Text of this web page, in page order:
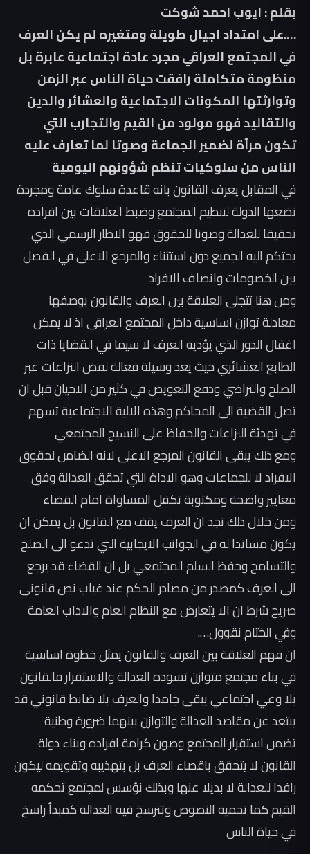
بقلم : ايوب احمد شوكت
….على امتداد اجيال طويلة ومتغيره لم يكن العرف
في المجتمع العراقي مجرد عادة اجتماعية عابرة بل
منظومة متكاملة رافقت حياة الناس عبر الزمن
وتوارثتها المكونات الاجتماعية والعشائر والدين
والتقاليد فهو مولود من القيم والتجارب التي
تكون مرآة لضمير الجماعة وصوتا لما تعارف عليه
الناس من سلوكيات تنظم شؤونهم اليومية
في المقابل يعرف القانون بانه قاعدة سلوك عامة ومجردة
تضعها الدولة لتنظيم المجتمع وضبط العلاقات بين افراده
تحقيقا للعدالة وصونا للحقوق فهو الاطار الرسمي الذي
يحتكم اليه الجميع دون استثناء والمرجع الاعلى في الفصل
بين الخصومات وانصاف الافراد
ومن هنا تتجلى العلاقة بين العرف والقانون بوصفها
معادلة توازن اساسية داخل المجتمع العراقي اذ لا يمكن
اغفال الدور الذي يؤديه العرف لا سيما في القضايا ذات
الطابع العشائري حيث يعد وسيلة فعالة لفض النزاعات عبر
الصلح والتراضي ودفع التعويض في كثير من الاحيان قبل ان
تصل القضية الى المحاكم وهذه الالية الاجتماعية تسهم
في تهدئة النزاعات والحفاظ على النسيج المجتمعي
ومع ذلك يبقى القانون المرجع الاعلى لانه الضامن لحقوق
الافراد لا للجماعات وهو الاداة التي تحقق العدالة وفق
معايير واضحة ومكتوبة تكفل المساواة امام القضاء
ومن خلال ذلك نجد ان العرف يقف مع القانون بل يمكن ان
يكون مساندا له في الجوانب الايجابية التي تدعو الى الصلح
والتسامح وحفظ السلم المجتمعي بل ان القضاء قد يرجع
الى العرف كمصدر من مصادر الحكم عند غياب نص قانوني
صريح شرط ان الا يتعارض مع النظام العام والاداب العامة
وفي الختام نقوول….
ان فهم العلاقة بين العرف والقانون يمثل خطوة اساسية
في بناء مجتمع متوازن تسوده العدالة والاستقرار فالقانون
بلا وعي اجتماعي يبقى جامدا والعرف بلا ضابط قانوني قد
يبتعد عن مقاصد العدالة والتوازن بينهما ضرورة وطنية
تضمن استقرار المجتمع وصون كرامة افراده وبناء دولة
القانون لا يتحقق باقصاء العرف بل بتهذيبه وتقويمه ليكون
رافدا للعدالة لا بديلا عنها وبذلك نؤسس لمجتمع تحكمه
القيم كما تحميه النصوص وتترسخ فيه العدالة كمبدأ راسخ
في حياة الناس